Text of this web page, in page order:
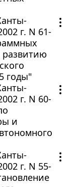
г. N 61-
годы"
г. N 60-
и
г. N 55-